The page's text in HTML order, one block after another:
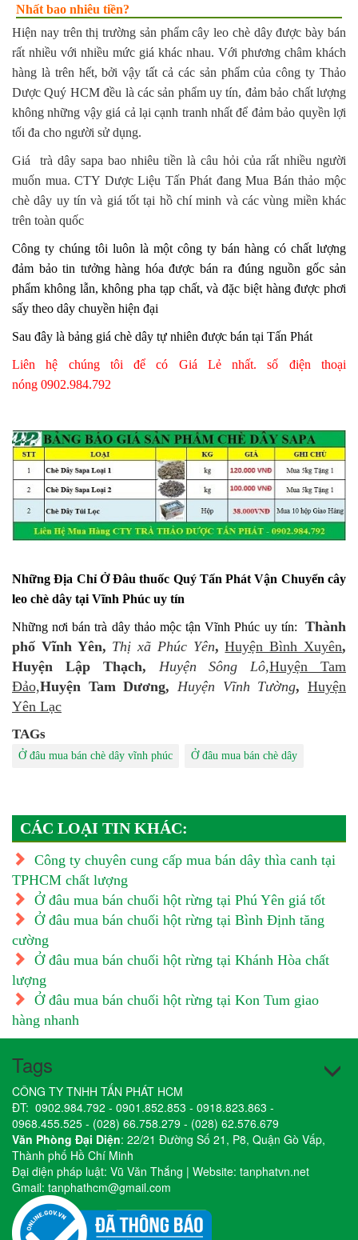
Nhất bao nhiêu tiền?
Hiện nay trên thị trường sản phẩm cây leo chè dây được bày bán
rất nhiều với nhiều mức giá khác nhau. Với phương châm khách
hàng là trên hết, bởi vậy tất cả các sản phẩm của công ty Thảo
Dược Quý HCM đều là các sản phẩm uy tín, đảm bảo chất lượng
không những vậy giá cả lại cạnh tranh nhất để đảm bảo quyền lợi
tối đa cho người sử dụng.
Giá trà dây sapa bao nhiêu tiền là câu hỏi của rất nhiều người
muốn mua. CTY Dược Liệu Tấn Phát đang Mua Bán thảo mộc
chè dây uy tín và giá tốt tại hồ chí minh và các vùng miền khác
trên toàn quốc
Công ty chúng tôi luôn là một công ty bán hàng có chất lượng
đảm bảo tin tưởng hàng hóa được bán ra đúng nguồn gốc sản
phẩm không lẫn, không pha tạp chất, và đặc biệt hàng được phơi
sấy theo dây chuyền hiện đại
Sau đây là bảng giá chè dây tự nhiên được bán tại Tấn Phát
Liên hệ chúng tôi để có Giá Lẻ nhất. số điện thoại
nóng 0902.984.792
Những Địa Chỉ Ở Đâu thuốc Quý Tấn Phát Vận Chuyển cây
leo chè dây tại Vĩnh Phúc uy tín
Những nơi bán trà dây thảo mộc tận Vĩnh Phúc uy tín: Thành
phố Vĩnh Yên, Thị xã Phúc Yên,Huyện Bình Xuyên,
Huyện Lập Thạch, Huyện Sông Lô,Huyện Tam
Đảo,Huyện Tam Dương, Huyện Vĩnh Tường,Huyện
Yên Lạc
TAGs
Ở đâu mua bán chè dây vĩnh phúc Ở đâu mua bán chè dây
CÁC LOẠI TIN KHÁC:
Công ty chuyên cung cấp mua bán dây thìa canh tại
TPHCM chất lượng
Ở đâu mua bán chuối hột rừng tại Phú Yên giá tốt
Ở đâu mua bán chuối hột rừng tại Bình Định tăng
cường
Ở đâu mua bán chuối hột rừng tại Khánh Hòa chất
lượng
Ở đâu mua bán chuối hột rừng tại Kon Tum giao
hàng nhanh
Tags
CÔNG TY TNHH TẤN PHÁT HCM
ĐT: 0902.984.792 - 0901.852.853 - 0918.823.863 -
0968.455.525 - (028) 66.758.279 - (028) 62.576.679
Văn Phòng Đại Diện: 22/21 Đường Số 21, P8, Quận Gò Vấp,
Thành phố Hồ Chí Minh
Đại diện pháp luật: Vũ Văn Thắng | Website: tanphatvn.net
Gmail: tanphathcm@gmail.com